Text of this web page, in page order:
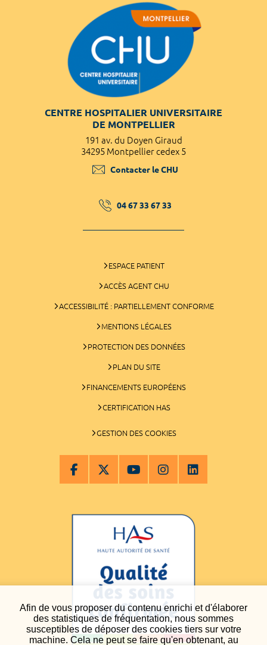
Afin de vous proposer du contenu enrichi et d'élaborer
des statistiques de fréquentation, nous sommes
susceptibles de déposer des cookies tiers sur votre
machine. Cela ne peut se faire qu'en obtenant, au
CENTRE HOSPITALIER UNIVERSITAIRE
DE MONTPELLIER
191 av. du Doyen Giraud
34295 Montpellier cedex 5
Contacter le CHU
04 67 33 67 33
ESPACE PATIENT
ACCÈS AGENT CHU
ACCESSIBILITÉ : PARTIELLEMENT CONFORME
MENTIONS LÉGALES
PROTECTION DES DONNÉES
PLAN DU SITE
FINANCEMENTS EUROPÉENS
CERTIFICATION HAS
GESTION DES COOKIES